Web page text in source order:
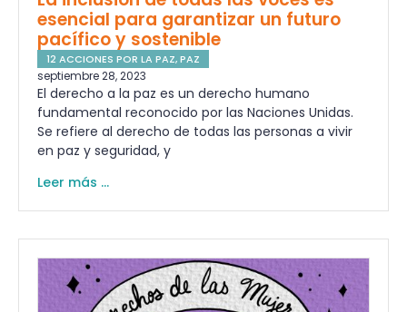
esencial para garantizar un futuro
pacífico y sostenible
12 ACCIONES POR LA PAZ,PAZ
septiembre 28, 2023
El derecho a la paz es un derecho humano
fundamental reconocido por las Naciones Unidas.
Se refiere al derecho de todas las personas a vivir
en paz y seguridad, y
Leer más ...